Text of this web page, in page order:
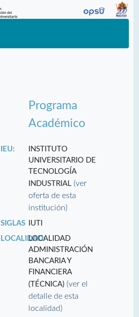
Programa
Académico
IEU:
INSTITUTO
UNIVERSITARIO DE
TECNOLOGÍA
INDUSTRIAL(ver
oferta de esta
institución)
SIGLAS
IUTI
LOCALIDAD:LOCALIDAD
ADMINISTRACIÓN
BANCARIA Y
FINANCIERA
(TÉCNICA)(ver el
detalle de esta
localidad)